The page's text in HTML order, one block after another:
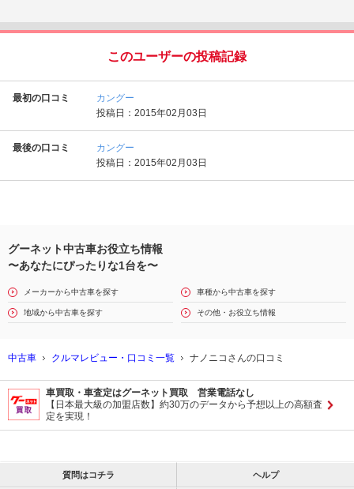
このユーザーの投稿記録
最初の口コミ
カングー
投稿日：2015年02月03日
最後の口コミ
カングー
投稿日：2015年02月03日
グーネット中古車お役立ち情報
〜あなたにぴったりな1台を〜
メーカーから中古車を探す 車種から中古車を探す
地域から中古車を探す その他・お役立ち情報
中古車 クルマレビュー・口コミ一覧 ナノニコさんの口コミ
車買取・車査定はグーネット買取 営業電話なし
【日本最大級の加盟店数】約30万のデータから予想以上の高額査
定を実現！
質問はコチラ ヘルプ